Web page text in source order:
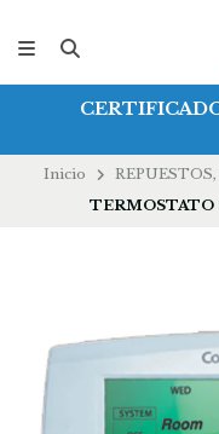
Inicio
TERMOSTATO